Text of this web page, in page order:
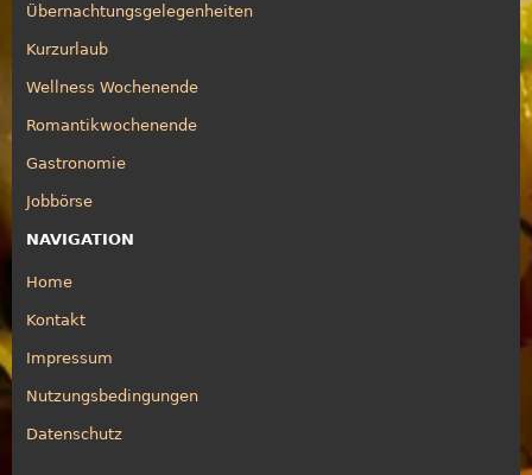
Übernachtungsgelegenheiten
Kurzurlaub
Wellness Wochenende
Romantikwochenende
Gastronomie
Jobbörse
NAVIGATION
Home
Kontakt
Impressum
Nutzungsbedingungen
Datenschutz